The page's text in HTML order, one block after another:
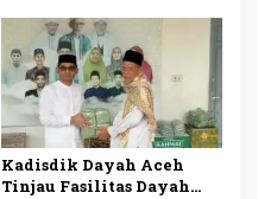
di Sekolah
Kadisdik Dayah Aceh
Tinjau Fasilitas Dayah